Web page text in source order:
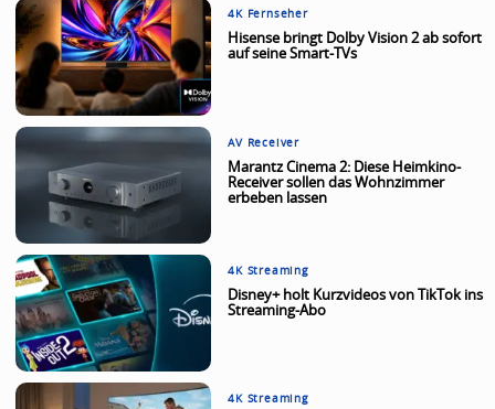
4K Fernseher
Hisense bringt Dolby Vision 2 ab sofort
auf seine Smart-TVs
AV Receiver
Marantz Cinema 2: Diese Heimkino-
Receiver sollen das Wohnzimmer
erbeben lassen
4K Streaming
Disney+ holt Kurzvideos von TikTok ins
Streaming-Abo
4K Streaming